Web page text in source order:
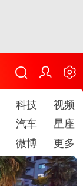
科技
视频
汽车
星座
微博 更多